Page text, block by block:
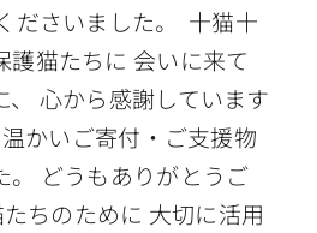
ださいました。 十猫十
護猫たちに 会いに来て
、 心から感謝しています
かいご寄付・ご支援物
。 どうもありがとうご
ちのために 大切に活用